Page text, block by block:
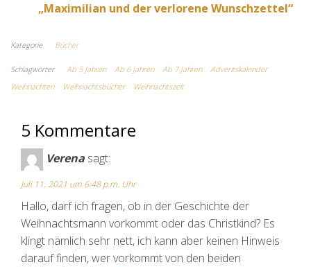
„Maximilian und der verlorene Wunschzettel“
Kategorie Bücher
Schlagwörter Ab 5 Jahren Ab 6 Jahren Ab 7 Jahren
Adventskalender
Weihnachten
Weihnachtsbücher Weihnachtszeit
5 Kommentare
Verena sagt:
Juli 11, 2021 um 6:48 p.m. Uhr
Hallo, darf ich fragen, ob in der Geschichte der
Weihnachtsmann vorkommt oder das Christkind? Es
klingt nämlich sehr nett, ich kann aber keinen Hinweis
darauf finden, wer vorkommt von den beiden